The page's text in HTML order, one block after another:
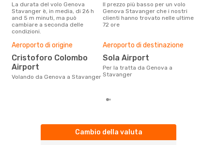
La durata del volo Genova
Stavanger è, in media, di 26 h
and 5 m minuti, ma può
cambiare a seconda delle
condizioni.
Il prezzo più basso per un volo
Genova Stavanger che i nostri
clienti hanno trovato nelle ultime
72 ore
Aeroporto di origine
Cristoforo Colombo
Airport
Volando da Genova a Stavanger
Aeroporto di destinazione
Sola Airport
Per la tratta da Genova a
Stavanger
Cambio della valuta